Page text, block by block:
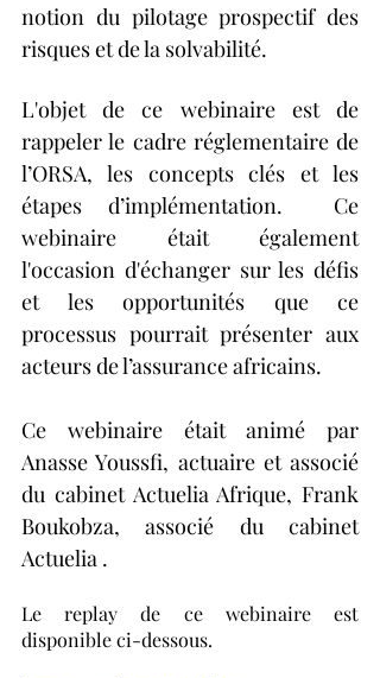
notion du pilotage prospectif des
risques et de la solvabilité.
L'objet de ce webinaire est de
rappeler le cadre réglementaire de
l’ORSA, les concepts clés et les
étapes d’implémentation.  Ce
webinaire était également
l'occasion d'échanger sur les défis
et les opportunités que ce
processus pourrait présenter aux
acteurs de l’assurance africains.
Ce webinaire était animé par
Anasse Youssfi, actuaire et associé
du cabinet Actuelia Afrique, Frank
Boukobza, associé du cabinet
Actuelia .
Le replay de ce webinaire est
disponible ci-dessous.